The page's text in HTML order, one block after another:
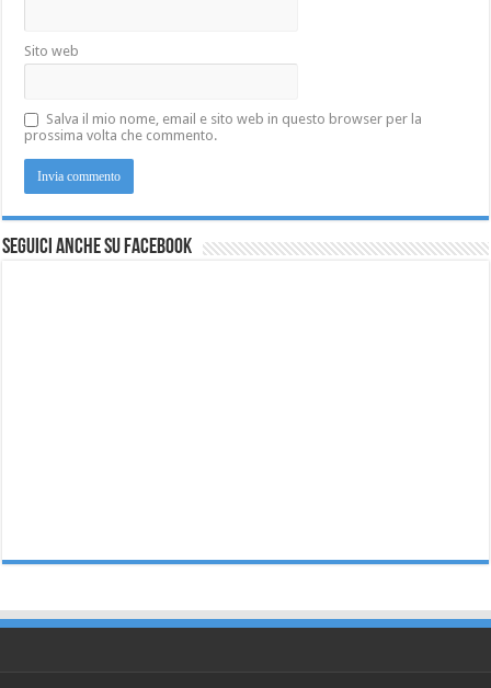
Sito web
Salva il mio nome, email e sito web in questo browser per la
prossima volta che commento.
Seguici anche su Facebook